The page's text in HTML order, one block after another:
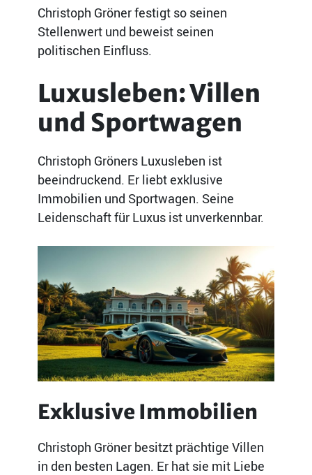
Christoph Gröner festigt so seinen
Stellenwert und beweist seinen
politischen Einfluss.
Luxusleben: Villen
und Sportwagen
Christoph Gröners Luxusleben ist
beeindruckend. Er liebt exklusive
Immobilien und Sportwagen. Seine
Leidenschaft für Luxus ist unverkennbar.
Exklusive Immobilien
Christoph Gröner besitzt prächtige Villen
in den besten Lagen. Er hat sie mit Liebe